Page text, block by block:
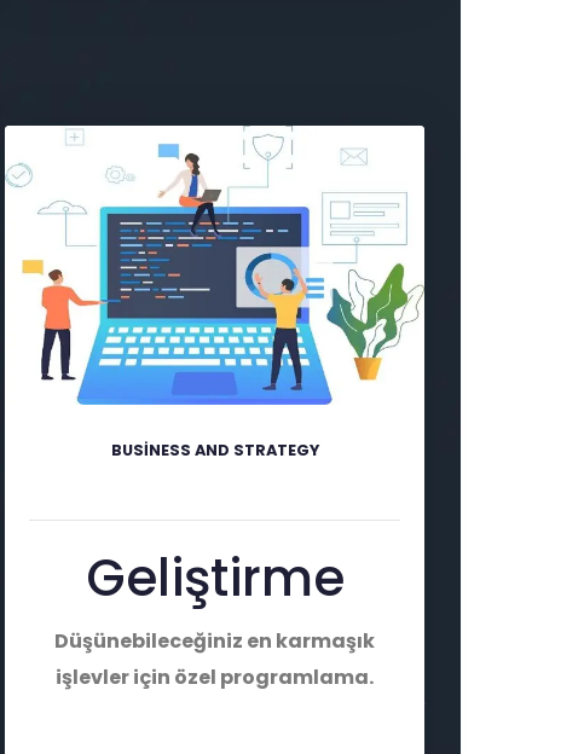
BUSINESS AND STRATEGY
Geliştirme
Düşünebileceğiniz en karmaşık
işlevler için özel programlama.